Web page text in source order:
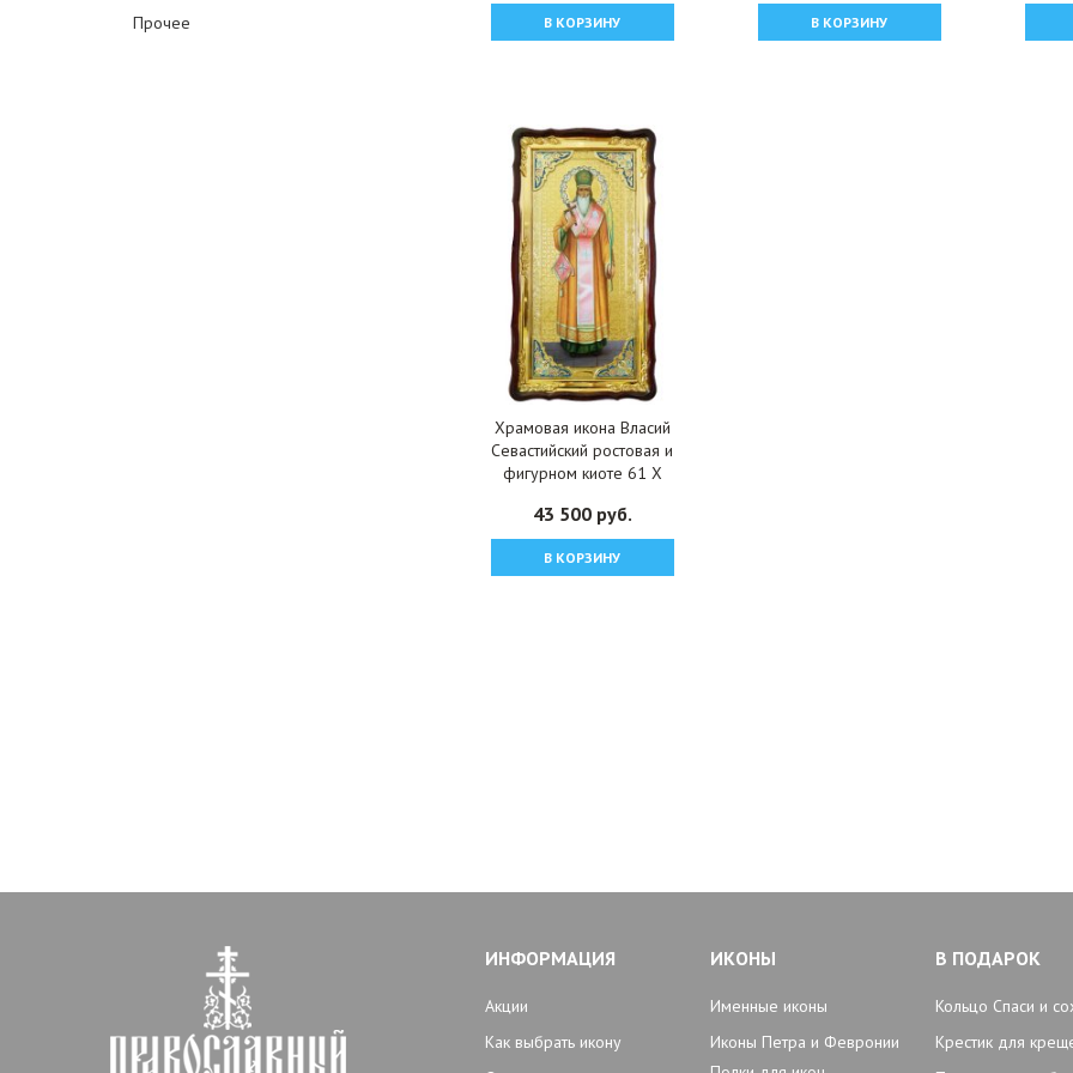
Прочее В КОРЗИНУ В КОРЗИНУ
Храмовая икона Власий
Севастийский ростовая и
фигурном киоте 61 Х
43 500 руб.
В КОРЗИНУ
ИНФОРМАЦИЯ
Акции
Как выбрать икону
ИКОНЫ
Именные иконы
Иконы Петра и Февронии
В ПОДАРОК
Кольцо Спаси и
Крестик для